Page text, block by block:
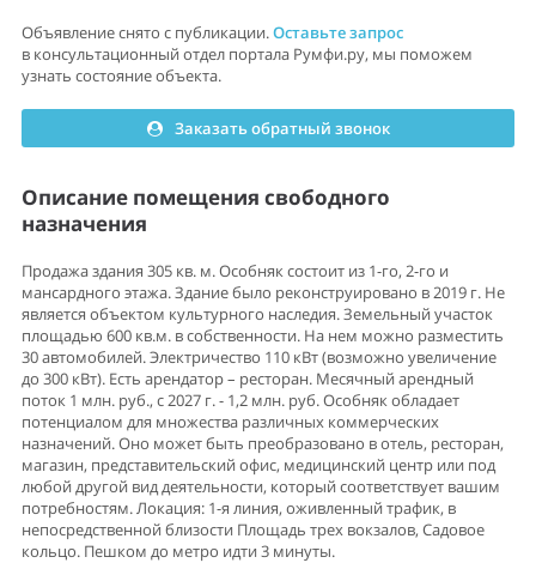
Объявление снято с публикации.Оставьте запрос
в консультационный отдел портала Румфи.ру, мы поможем
узнать состояние объекта.
Заказать обратный звонок
Описание помещения свободного
назначения
Продажа здания 305 кв. м. Особняк состоит из 1-го, 2-го и
мансардного этажа. Здание было реконструировано в 2019 г. Не
является объектом культурного наследия. Земельный участок
площадью 600 кв.м. в собственности. На нем можно разместить
30 автомобилей. Электричество 110 кВт (возможно увеличение
до 300 кВт). Есть арендатор – ресторан. Месячный арендный
поток 1 млн. руб., с 2027 г. - 1,2 млн. руб. Особняк обладает
потенциалом для множества различных коммерческих
назначений. Оно может быть преобразовано в отель, ресторан,
магазин, представительский офис, медицинский центр или под
любой другой вид деятельности, который соответствует вашим
потребностям. Локация: 1-я линия, оживленный трафик, в
непосредственной близости Площадь трех вокзалов, Садовое
кольцо. Пешком до метро идти 3 минуты.